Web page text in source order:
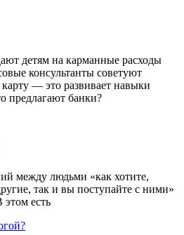
детям на карманные расходы
консультанты советуют
— это развивает навыки
предлагают банки?
между людьми «как хотите,
так и вы поступайте с ними»
есть